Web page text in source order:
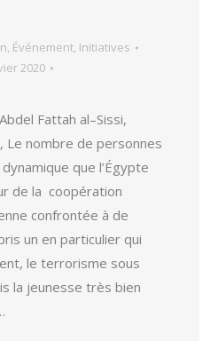
, Événement, Initiatives
2020
Fattah al–Sissi,
Le nombre de personnes
que l’Égypte
de la coopération
confrontée à de
un en particulier qui
le terrorisme sous
la jeunesse très bien